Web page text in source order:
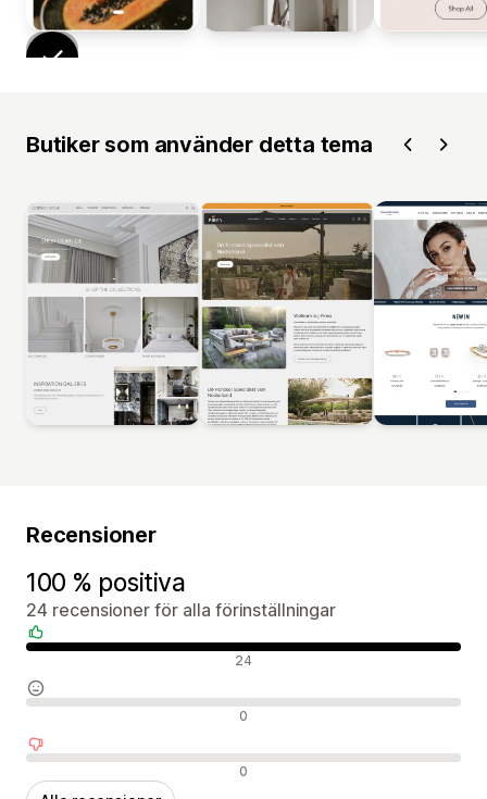
Butiker som använder detta tema
Recensioner
100 % positiva
24 recensioner för alla förinställningar
Positiva recensioner 24
Neutrala recensioner 0
Negativa recensioner 0